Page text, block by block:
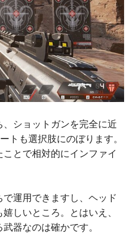
ショットガンを完全に近
トも選択肢にのぼります。
とで相対的にインファイ
運用できますし、ヘッド
しいところ。とはいえ、
器なのは確かです。